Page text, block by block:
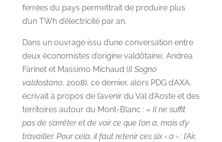
ferrées du pays permettrait de produire plus
d’un TWh d’électricité par an.
Dans un ouvrage issu d’une conversation entre
deux économistes d’origine valdôtaine, Andrea
Farinet et Massimo Michaud (Il Sogno
valdostano, 2008), ce dernier, alors PDG d’AXA,
écrivait à propos de l’avenir du Val d’Aoste et des
territoires autour du Mont-Blanc : « Il ne suffit
pas de s’arrêter et de voir ce que l’on a, mais d’y
travailler. Pour cela, il faut retenir ces six ‹ a › : l’Air,